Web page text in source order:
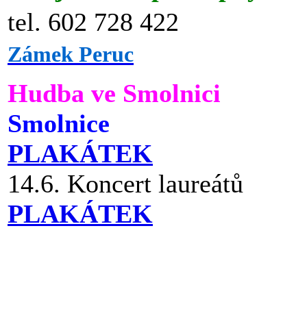
tel. 602 728 422
Zámek Peruc
Hudba ve Smolnici
Smolnice
PLAKÁTEK
14.6. Koncert laureátů
PLAKÁTEK